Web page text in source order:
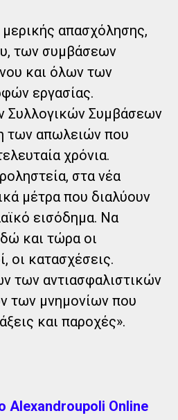
απασχόλησης,
των συμβάσεων
και όλων των
εργασίας.
Συλλογικών Συμβάσεων
των απωλειών που
χρόνια.
στα νέα
μέτρα που διαλύουν
εισόδημα. Να
και τώρα οι
οι κατασχέσεις.
των αντιασφαλιστικών
των μνημονίων που
και παροχές».
Alexandroupoli Online